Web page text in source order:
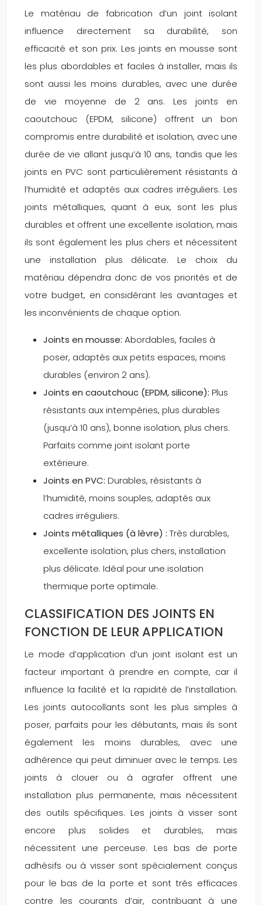
Le matériau de fabrication d’un joint isolant
influence directement sa durabilité, son
efficacité et son prix. Les joints en mousse sont
les plus abordables et faciles à installer, mais ils
sont aussi les moins durables, avec une durée
de vie moyenne de 2 ans. Les joints en
caoutchouc (EPDM, silicone) offrent un bon
compromis entre durabilité et isolation, avec une
durée de vie allant jusqu’à 10 ans, tandis que les
joints en PVC sont particulièrement résistants à
l’humidité et adaptés aux cadres irréguliers. Les
joints métalliques, quant à eux, sont les plus
durables et offrent une excellente isolation, mais
ils sont également les plus chers et nécessitent
une installation plus délicate. Le choix du
matériau dépendra donc de vos priorités et de
votre budget, en considérant les avantages et
les inconvénients de chaque option.
Joints en mousse: Abordables, faciles à
poser, adaptés aux petits espaces, moins
durables (environ 2 ans).
Joints en caoutchouc (EPDM, silicone): Plus
résistants aux intempéries, plus durables
(jusqu’à 10 ans), bonne isolation, plus chers.
Parfaits comme joint isolant porte
extérieure.
Joints en PVC: Durables, résistants à
l’humidité, moins souples, adaptés aux
cadres irréguliers.
Joints métalliques (à lèvre) : Très durables,
excellente isolation, plus chers, installation
plus délicate. Idéal pour une isolation
thermique porte optimale.
CLASSIFICATION DES JOINTS EN
FONCTION DE LEUR APPLICATION
Le mode d’application d’un joint isolant est un
facteur important à prendre en compte, car il
influence la facilité et la rapidité de l’installation.
Les joints autocollants sont les plus simples à
poser, parfaits pour les débutants, mais ils sont
également les moins durables, avec une
adhérence qui peut diminuer avec le temps. Les
joints à clouer ou à agrafer offrent une
installation plus permanente, mais nécessitent
des outils spécifiques. Les joints à visser sont
encore plus solides et durables, mais
nécessitent une perceuse. Les bas de porte
adhésifs ou à visser sont spécialement conçus
pour le bas de la porte et sont très efficaces
contre les courants d’air, contribuant à une